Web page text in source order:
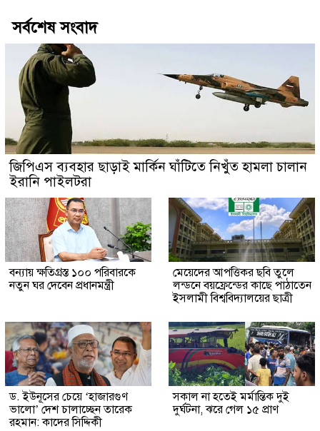
সর্বশেষ সংবাদ
জিপিএস ব্যবহার ছাড়াই মার্কিন ঘাঁটিতে নিখুঁত হামলা চালান
ইরানি পাইলটরা
বন্যায় ক্ষতিগ্রস্ত ১০০ পরিবারকে
নতুন ঘর দেবেন প্রধানমন্ত্রী
মেয়েদের আপত্তিকর ছবি তুলে
লন্ডনে বয়ফ্রেন্ডের কাছে পাঠাতেন
ইসলামী বিশ্ববিদ্যালয়ের ছাত্রী
ড. ইউনূসের চেয়ে ‘হাজারগুণ
ভালো’ দেশ চালাচ্ছেন তারেক
রহমান: কাদের সিদ্দিকী
সকাল না হতেই মর্মান্তিক দুই
দুর্ঘটনা, ঝরে গেল ১৫ প্রাণ